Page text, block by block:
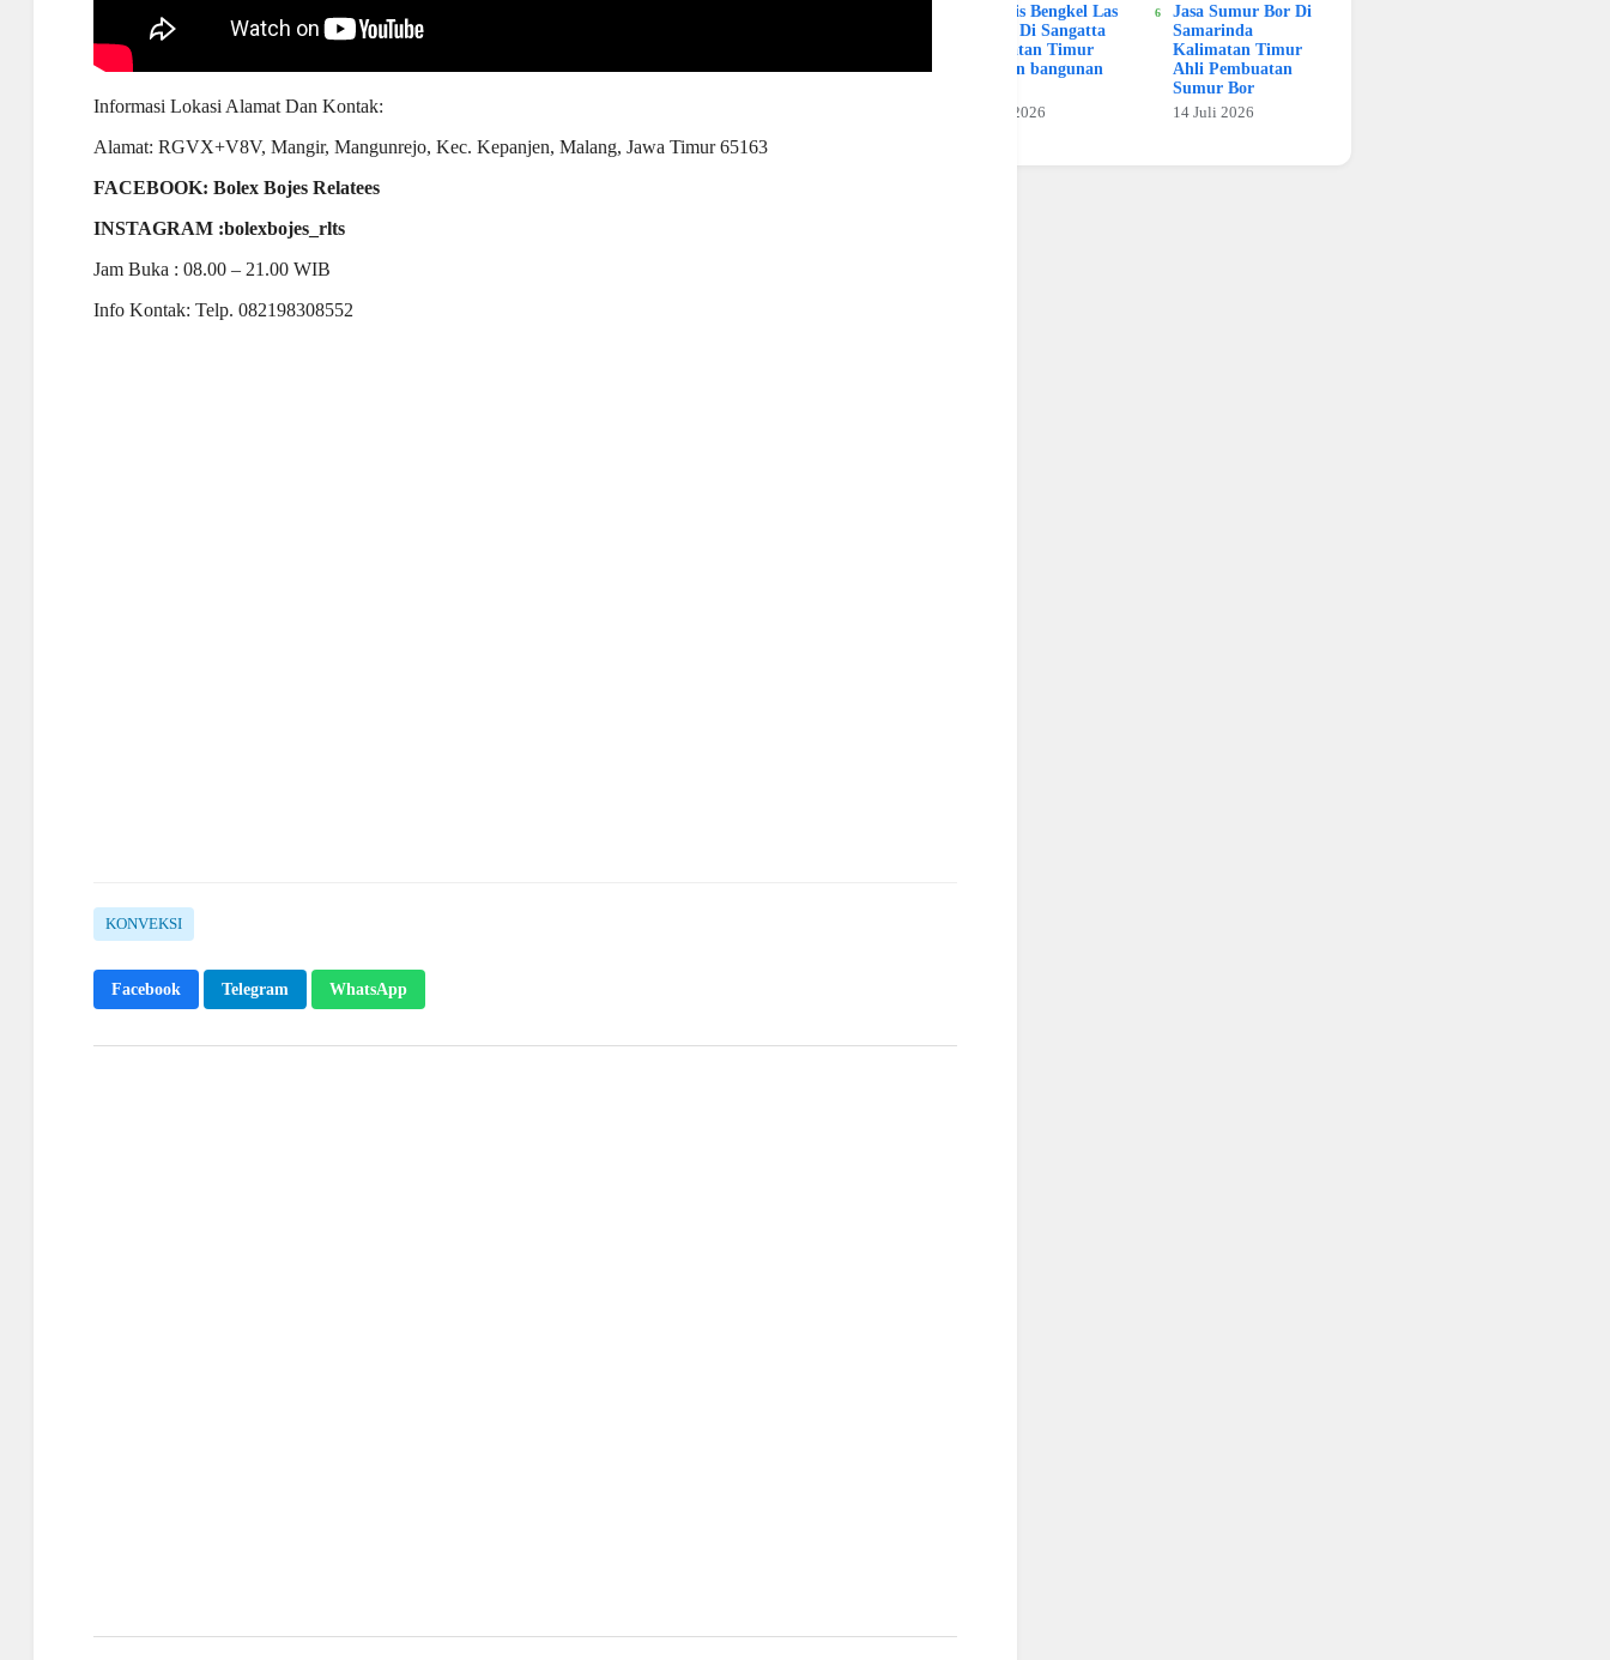
Informasi Lokasi Alamat Dan Kontak:
Alamat: RGVX+V8V, Mangir, Mangunrejo, Kec. Kepanjen, Malang, Jawa Timur 65163
FACEBOOK: Bolex Bojes Relatees
INSTAGRAM :bolexbojes_rlts
Jam Buka : 08.00 – 21.00 WIB
Info Kontak: Telp. 082198308552
KONVEKSI
Facebook Telegram WhatsApp
Spesialis Bengkel Las
Murah Di Sangatta
Kalimatan Timur
Hamran bangunan
19 Juli 2026
Jasa Sumur Bor Di
Samarinda
Kalimatan Timur
Ahli Pembuatan
Sumur Bor
14 Juli 2026